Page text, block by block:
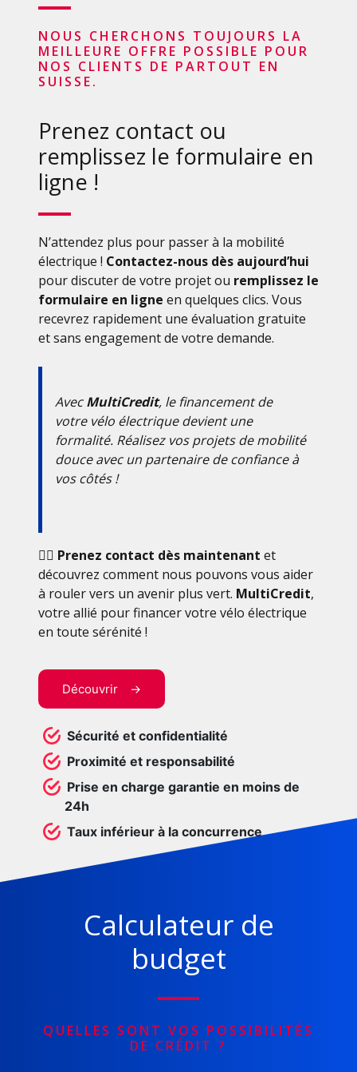
NOUS CHERCHONS TOUJOURS LA
MEILLEURE OFFRE POSSIBLE POUR
NOS CLIENTS DE PARTOUT EN
SUISSE.
Prenez contact ou
remplissez le formulaire en
ligne !
N’attendez plus pour passer à la mobilité
électrique ! Contactez-nous dès aujourd’hui
pour discuter de votre projet ou remplissez le
formulaire en ligne en quelques clics. Vous
recevrez rapidement une évaluation gratuite
et sans engagement de votre demande.
AvecMultiCredit, le financement de
votre vélo électrique devient une
formalité. Réalisez vos projets de mobilité
douce avec un partenaire de confiance à
vos côtés !
🚴‍♂️ Prenez contact dès maintenant et
découvrez comment nous pouvons vous aider
à rouler vers un avenir plus vert. MultiCredit,
votre allié pour financer votre vélo électrique
en toute sérénité !
Découvrir
Sécurité et confidentialité
Proximité et responsabilité
Prise en charge garantie en moins de
24h
Taux inférieur à la concurrence
Calculateur de
budget
QUELLES SONT VOS POSSIBILITÉS
DE CRÉDIT ?